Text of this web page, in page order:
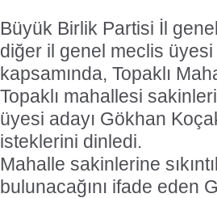
Büyük Birlik Partisi İl
diğer il genel meclis üyesi
kapsamında, Topaklı
Topaklı mahallesi
üyesi adayı Gökhan
isteklerini dinledi.
Mahalle sakinlerine
bulunacağını ifade eden